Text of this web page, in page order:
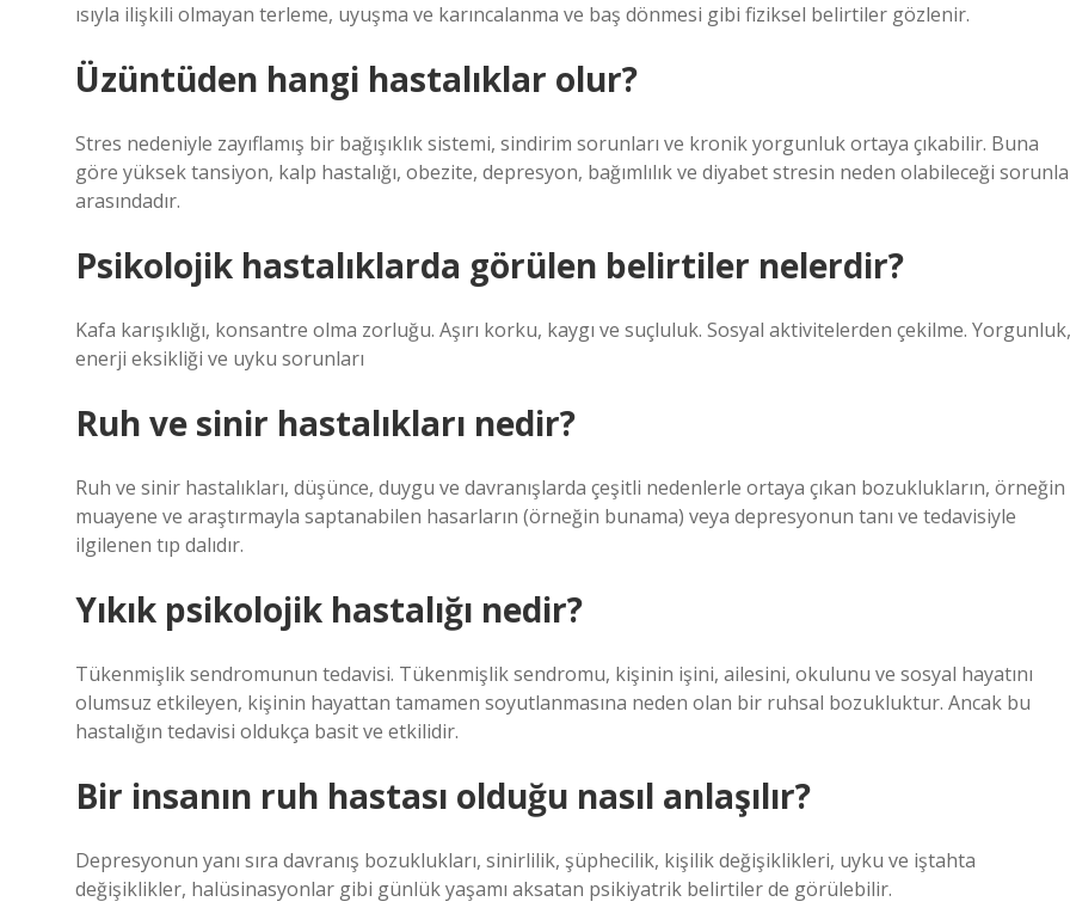
ısıyla ilişkili olmayan terleme, uyuşma ve karıncalanma ve baş dönmesi gibi fiziksel belirtiler gözlenir.
Üzüntüden hangi hastalıklar olur?
Stres nedeniyle zayıflamış bir bağışıklık sistemi, sindirim sorunları ve kronik yorgunluk ortaya çıkabilir. Buna
göre yüksek tansiyon, kalp hastalığı, obezite, depresyon, bağımlılık ve diyabet stresin neden olabileceği
arasındadır.
Psikolojik hastalıklarda görülen belirtiler nelerdir?
Kafa karışıklığı, konsantre olma zorluğu. Aşırı korku, kaygı ve suçluluk. Sosyal aktivitelerden çekilme. Yorgunluk,
enerji eksikliği ve uyku sorunları
Ruh ve sinir hastalıkları nedir?
Ruh ve sinir hastalıkları, düşünce, duygu ve davranışlarda çeşitli nedenlerle ortaya çıkan bozuklukların, örneğin
muayene ve araştırmayla saptanabilen hasarların (örneğin bunama) veya depresyonun tanı ve tedavisiyle
ilgilenen tıp dalıdır.
Yıkık psikolojik hastalığı nedir?
Tükenmişlik sendromunun tedavisi. Tükenmişlik sendromu, kişinin işini, ailesini, okulunu ve sosyal hayatını
olumsuz etkileyen, kişinin hayattan tamamen soyutlanmasına neden olan bir ruhsal bozukluktur. Ancak bu
hastalığın tedavisi oldukça basit ve etkilidir.
Bir insanın ruh hastası olduğu nasıl anlaşılır?
Depresyonun yanı sıra davranış bozuklukları, sinirlilik, şüphecilik, kişilik değişiklikleri, uyku ve iştahta
değişiklikler, halüsinasyonlar gibi günlük yaşamı aksatan psikiyatrik belirtiler de görülebilir.